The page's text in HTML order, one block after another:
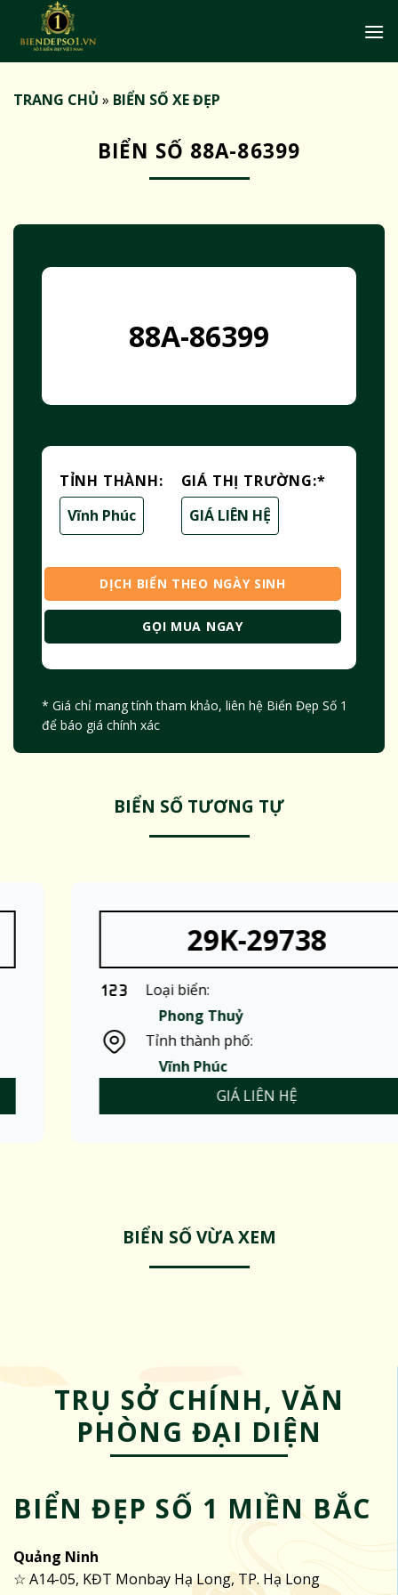
TRANG CHỦ » BIỂN SỐ XE ĐẸP
BIỂN SỐ 88A-86399
88A-86399
TỈNH THÀNH:
Vĩnh Phúc
GIÁ THỊ TRƯỜNG:*
GIÁ LIÊN HỆ
DỊCH BIỂN THEO NGÀY SINH
GỌI MUA NGAY
* Giá chỉ mang tính tham khảo, liên hệ Biển Đẹp Số 1
để báo giá chính xác
BIỂN SỐ TƯƠNG TỰ
29K-29738
Loại biển:
Phong Thuỷ
Tỉnh thành phố:
Vĩnh Phúc
GIÁ LIÊN HỆ
BIỂN SỐ VỪA XEM
TRỤ SỞ CHÍNH, VĂN
PHÒNG ĐẠI DIỆN
BIỂN ĐẸP SỐ 1 MIỀN BẮC
Quảng Ninh
☆ A14-05, KĐT Monbay Hạ Long, TP. Hạ Long